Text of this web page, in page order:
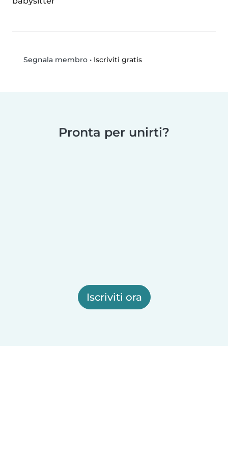
Segnala membro• Iscriviti gratis
Pronta per unirti?
Iscriviti ora